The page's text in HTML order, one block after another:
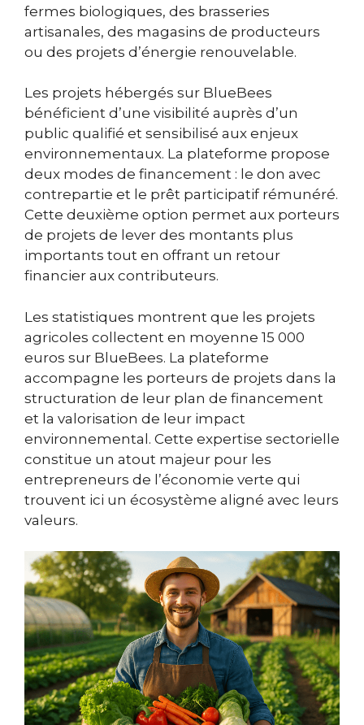
fermes biologiques, des brasseries
artisanales, des magasins de producteurs
ou des projets d’énergie renouvelable.
Les projets hébergés sur BlueBees
bénéficient d’une visibilité auprès d’un
public qualifié et sensibilisé aux enjeux
environnementaux. La plateforme propose
deux modes de financement : le don avec
contrepartie et le prêt participatif rémunéré.
Cette deuxième option permet aux porteurs
de projets de lever des montants plus
importants tout en offrant un retour
financier aux contributeurs.
Les statistiques montrent que les projets
agricoles collectent en moyenne 15 000
euros sur BlueBees. La plateforme
accompagne les porteurs de projets dans la
structuration de leur plan de financement
et la valorisation de leur impact
environnemental. Cette expertise sectorielle
constitue un atout majeur pour les
entrepreneurs de l’économie verte qui
trouvent ici un écosystème aligné avec leurs
valeurs.